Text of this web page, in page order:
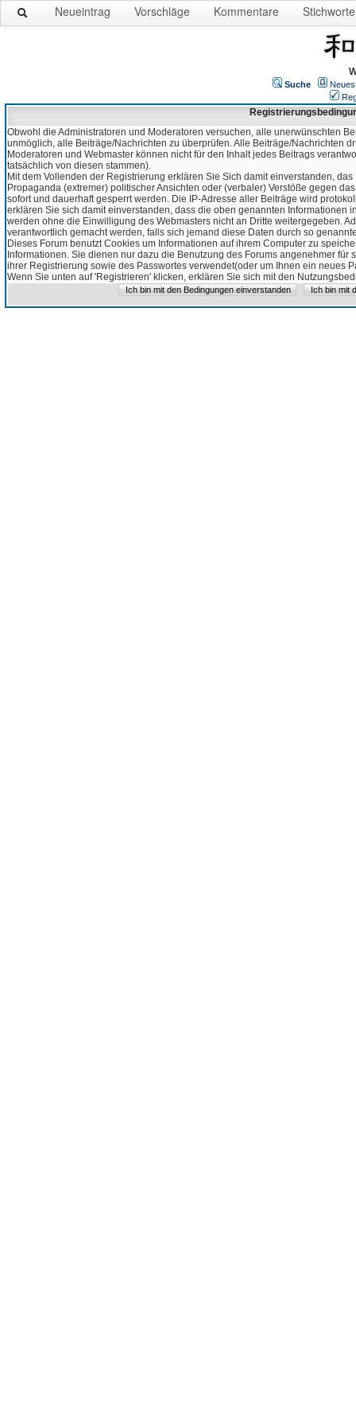
Neueintrag Vorschläge Kommentare Stichworte
Suche
Obwohl die Administratoren und Moderatoren versuchen, alle unerwünschten
unmöglich, alle Beiträge/Nachrichten zu überprüfen. Alle Beiträge/Nachrichten
Moderatoren und Webmaster können nicht für den Inhalt jedes Beitrags
tatsächlich von diesen stammen).
Mit dem Vollenden der Registrierung erklären Sie Sich damit einverstanden,
Propaganda (extremer) politischer Ansichten oder (verbaler) Verstöße gegen
sofort und dauerhaft gesperrt werden. Die IP-Adresse aller Beiträge wird
erklären Sie sich damit einverstanden, dass die oben genannten Informationen
werden ohne die Einwilligung des Webmasters nicht an Dritte weitergegeben.
verantwortlich gemacht werden, falls sich jemand diese Daten durch so
Dieses Forum benutzt Cookies um Informationen auf ihrem Computer zu
Informationen. Sie dienen nur dazu die Benutzung des Forums angenehmer
ihrer Registrierung sowie des Passwortes verwendet(oder um Ihnen ein neues
Wenn Sie unten auf 'Registrieren' klicken, erklären Sie sich mit den